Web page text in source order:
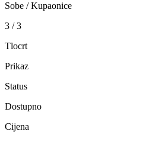
Sobe / Kupaonice
3 / 3
Tlocrt
Prikaz
Status
Dostupno
Cijena